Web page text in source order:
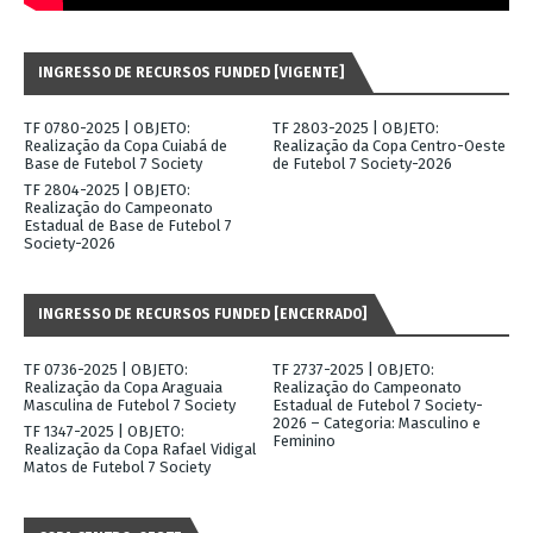
INGRESSO DE RECURSOS FUNDED [VIGENTE]
TF 0780-2025 | OBJETO:
Realização da Copa Cuiabá de
Base de Futebol 7 Society
TF 2803-2025 | OBJETO:
Realização da Copa Centro-Oeste
de Futebol 7 Society-2026
TF 2804-2025 | OBJETO:
Realização do Campeonato
Estadual de Base de Futebol 7
Society-2026
INGRESSO DE RECURSOS FUNDED [ENCERRADO]
TF 0736-2025 | OBJETO:
Realização da Copa Araguaia
Masculina de Futebol 7 Society
TF 2737-2025 | OBJETO:
Realização do Campeonato
Estadual de Futebol 7 Society-
2026 – Categoria: Masculino e
Feminino
TF 1347-2025 | OBJETO:
Realização da Copa Rafael Vidigal
Matos de Futebol 7 Society